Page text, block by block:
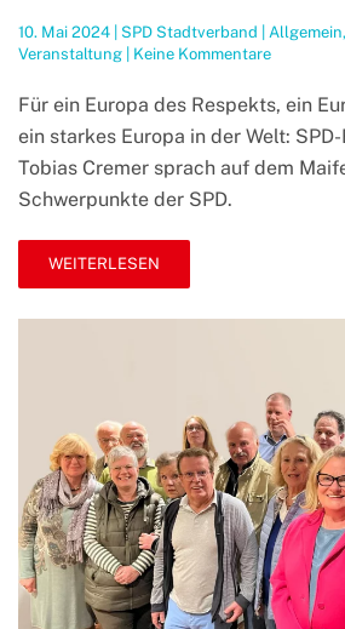
10. Mai 2024 | SPD Stadtverband | Allgemein,
Veranstaltung | Keine Kommentarezu
SPD-
Europa-
Kandidat
Für ein Europa des Respekts, ein
ein starkes Europa in der Welt:
Tobias Cremer sprach auf dem
Schwerpunkte der SPD.
WEITERLESEN